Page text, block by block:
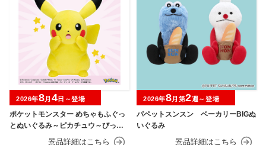
ポケットモンスター めちゃもふぐっ
とぬいぐるみ～ピカチュウ～びっく
2026年8月 4 日～登場
パペットスンスン ベーカリーBIGぬ
いぐるみ
2026年8月第2週～登場